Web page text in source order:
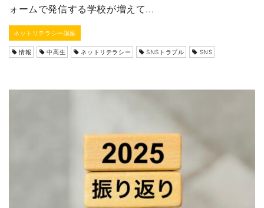
ォームで発信する学校が増えて...
ネットリテラシー講座
情報 中高生 ネットリテラシー SNSトラブル SNS